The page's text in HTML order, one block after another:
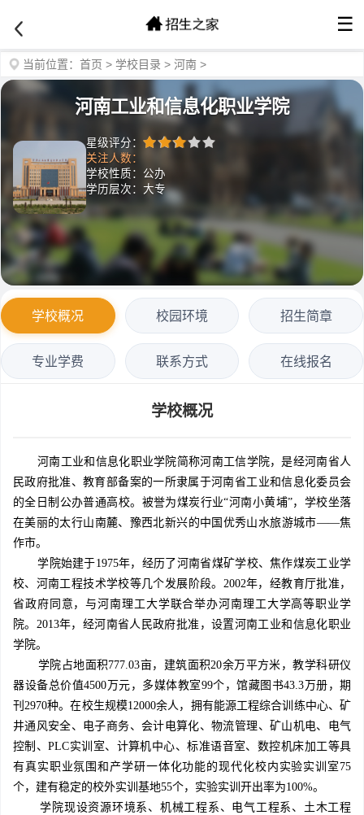
☰
当前位置： 首页 > 学校目录 > 河南 >
河南工业和信息化职业学院
星级评分：
关注人数：
学校性质：公办
学历层次：大专
学校概况 校园环境 招生简章
专业学费 联系方式 在线报名
学校概况
河南工业和信息化职业学院简称河南工信学院，是经河南省人
民政府批准、教育部备案的一所隶属于河南省工业和信息化委员会
的全日制公办普通高校。被誉为煤炭行业“河南小黄埔”，学校坐落
在美丽的太行山南麓、豫西北新兴的中国优秀山水旅游城市——焦
作市。
学院始建于1975年，经历了河南省煤矿学校、焦作煤炭工业学
校、河南工程技术学校等几个发展阶段。2002年，经教育厅批准，
省政府同意，与河南理工大学联合举办河南理工大学高等职业学
院。2013年，经河南省人民政府批准，设置河南工业和信息化职业
学院。
学院占地面积777.03亩，建筑面积20余万平方米，教学科研仪
器设备总价值4500万元，多媒体教室99个，馆藏图书43.3万册，期
刊2970种。在校生规模12000余人，拥有能源工程综合训练中心、矿
井通风安全、电子商务、会计电算化、物流管理、矿山机电、电气
控制、PLC实训室、计算机中心、标准语音室、数控机床加工等具
有真实职业氛围和产学研一体化功能的现代化校内实验实训室75
个，建有稳定的校外实训基地55个，实验实训开出率为100%。
学院现设资源环境系、机械工程系、电气工程系、土木工程